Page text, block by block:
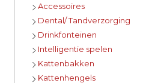
Accessoires
Dental/ Tandverzorging
Drinkfonteinen
Intelligentie spelen
Kattenbakken
Kattenhengels